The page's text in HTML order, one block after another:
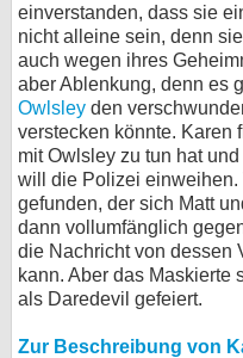
einverstanden, dass sie
nicht alleine sein, denn
auch wegen ihres
aber Ablenkung, denn es
Owlsley den
verstecken könnte. Karen
mit Owlsley zu tun hat
will die Polizei einweihen.
gefunden, der sich Matt
dann vollumfänglich
die Nachricht von dessen
kann. Aber das Maskierte
als Daredevil gefeiert.
Zur Beschreibung von